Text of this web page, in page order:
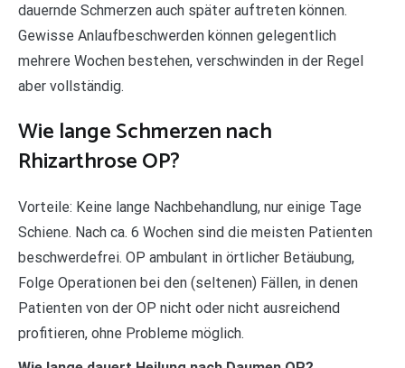
dauernde Schmerzen auch später auftreten können.
Gewisse Anlaufbeschwerden können gelegentlich
mehrere Wochen bestehen, verschwinden in der Regel
aber vollständig.
Wie lange Schmerzen nach
Rhizarthrose OP?
Vorteile: Keine lange Nachbehandlung, nur einige Tage
Schiene. Nach ca. 6 Wochen sind die meisten Patienten
beschwerdefrei. OP ambulant in örtlicher Betäubung,
Folge Operationen bei den (seltenen) Fällen, in denen
Patienten von der OP nicht oder nicht ausreichend
profitieren, ohne Probleme möglich.